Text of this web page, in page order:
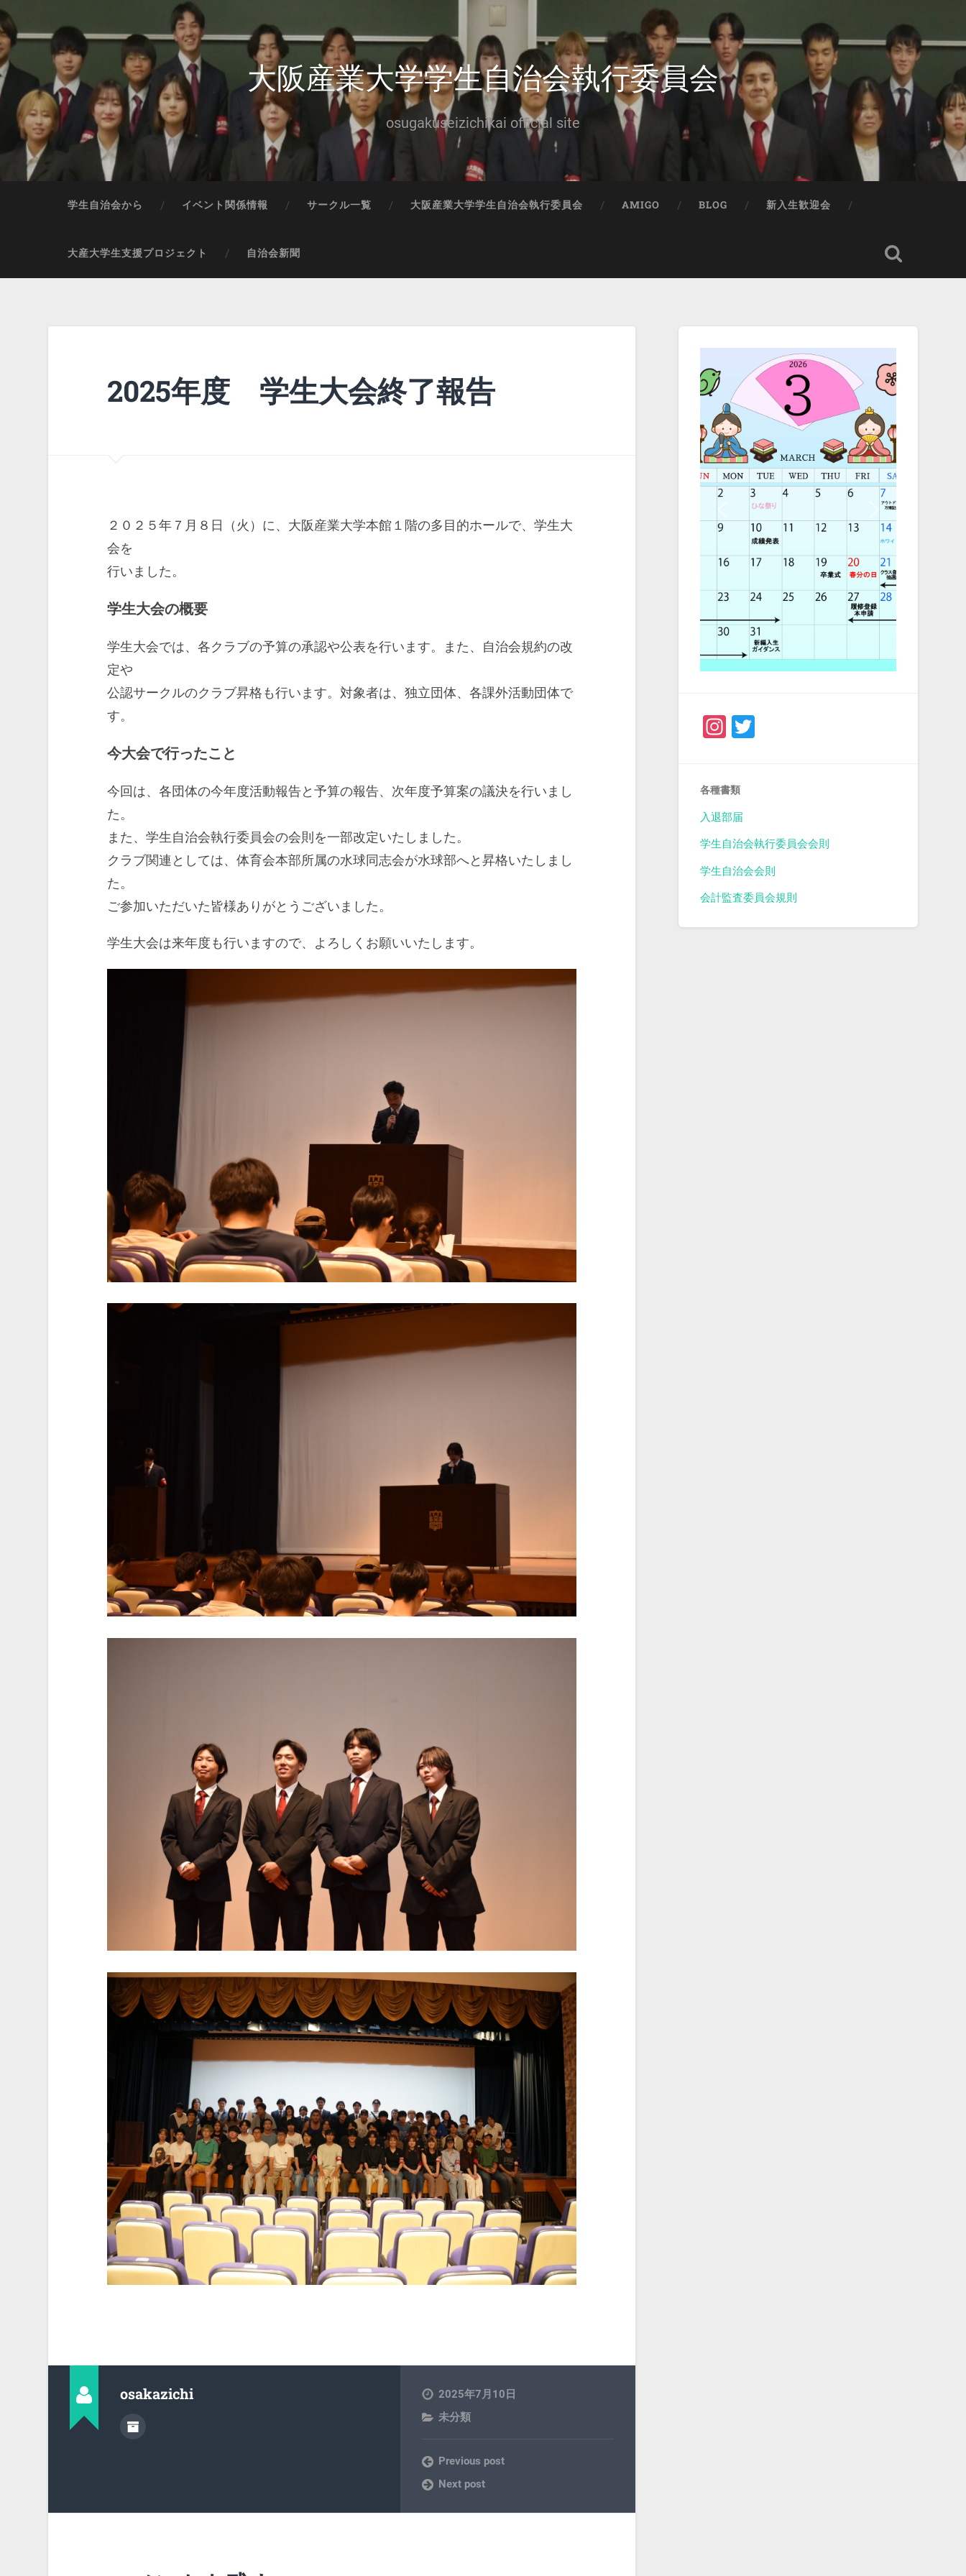
大阪産業大学学生自治会執行委員会
osugakuseizichikai official site
学生自治会から イベント関係情報 サークル一覧 大阪産業大学学生自治会執行委員会 AMIGO BLOG 新入生歓迎会
大産大学生支援プロジェクト 自治会新聞
2025年度 学生大会終了報告
２０２５年７月８日（火）に、大阪産業大学本館１階の多目的ホールで、学生大
会を
行いました。
学生大会の概要
学生大会では、各クラブの予算の承認や公表を行います。また、自治会規約の改
定や
公認サークルのクラブ昇格も行います。対象者は、独立団体、各課外活動団体で
す。
今大会で行ったこと
今回は、各団体の今年度活動報告と予算の報告、次年度予算案の議決を行いまし
た。
また、学生自治会執行委員会の会則を一部改定いたしました。
クラブ関連としては、体育会本部所属の水球同志会が水球部へと昇格いたしまし
た。
ご参加いただいた皆様ありがとうございました。
学生大会は来年度も行いますので、よろしくお願いいたします。
osakazichi
2025年7月10日
未分類
Previous post
Next post
Instagram
各種書類
入退部届
学生自治会執行委員会会則
学生自治会会則
会計監査委員会規則